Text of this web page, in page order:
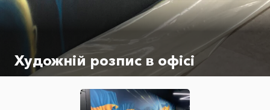
Художній розпис в офісі